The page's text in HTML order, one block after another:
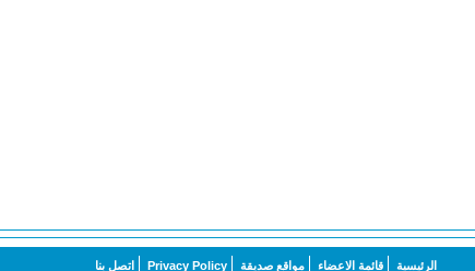
الرئيسية قائمة الاعضاء مواقع صديقة Privacy Policy اتصل بنا